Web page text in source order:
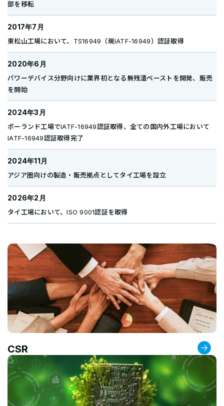
部を移転
2017年7月
東松山工場において、TS16949（現IATF-16949）認証取得
2020年6月
パワーデバイス分野向けに業界初となる無残渣ペーストを開発、販売
を開始
2024年3月
ポーランド工場でIATF-16949認証取得、全ての国内外工場において
IATF-16949認証取得完了
2024年11月
アジア圏向けの製造・販売拠点としてタイ工場を設立
2026年2月
タイ工場において、ISO 9001認証を取得
CSR